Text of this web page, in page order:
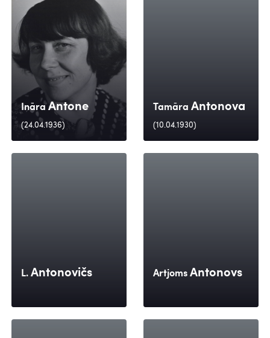
Ināra Antone
(24.04.1936)
Tamāra Antonova
(10.04.1930)
L. Antonovičs Artjoms Antonovs